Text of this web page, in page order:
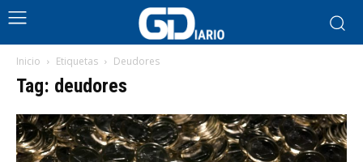
Inicio Etiquetas Deudores
Tag: deudores